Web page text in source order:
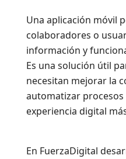
Una aplicación móvil
colaboradores o
información y
Es una solución útil
necesitan mejorar la
automatizar
experiencia digital
En FuerzaDigital